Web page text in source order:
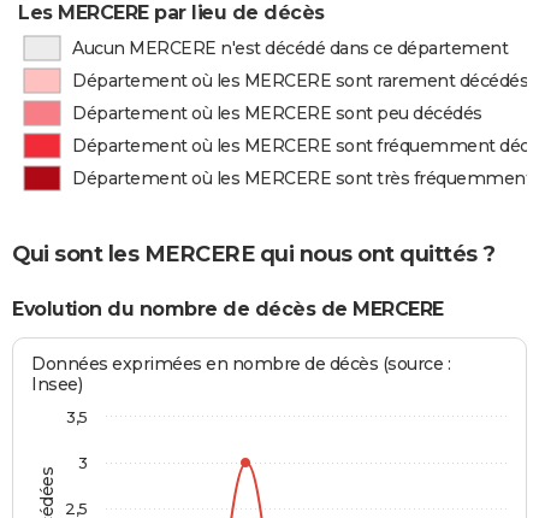
Les MERCERE par lieu de décès
Aucun MERCERE n'est décédé dans ce département
Département où les MERCERE sont rarement décédés
Département où les MERCERE sont peu décédés
Département où les MERCERE sont fréquemment
Département où les MERCERE sont très fréquemment
Qui sont les MERCERE qui nous ont quittés ?
Evolution du nombre de décès de MERCERE
Données exprimées en nombre de décès (source :
Insee)
2,5
3
3,5